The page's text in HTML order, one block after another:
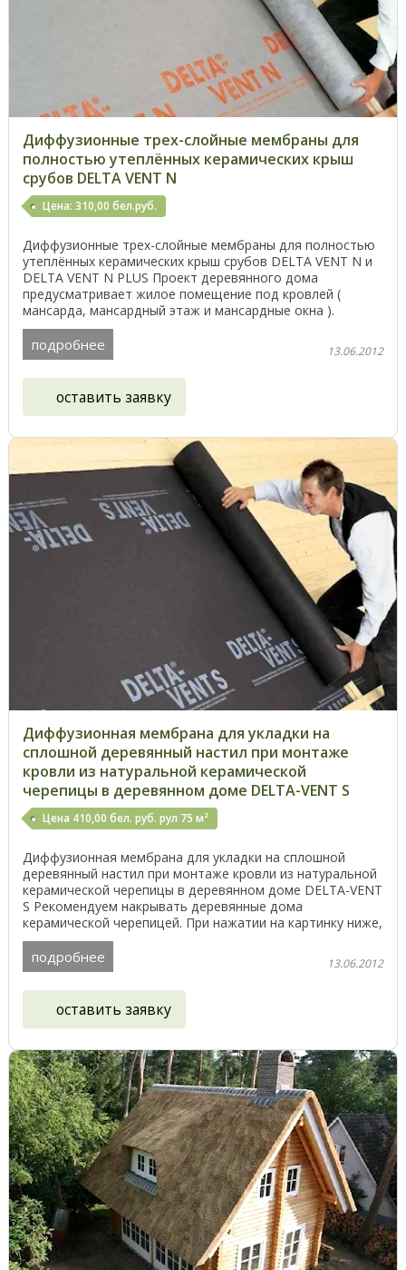
Диффузионные трех-слойные мембраны для
полностью утеплённых керамических крыш
срубов DELTA VENT N
Цена: 310,00 бел.руб.
Диффузионные трех-слойные мембраны для полностью
утеплённых керамических крыш срубов DELTA VENT N и
DELTA VENT N PLUS Проект деревянного дома
предусматривает жилое помещение под кровлей (
мансарда, мансардный этаж и мансардные окна ).
Утепление ...
подробнее 13.06.2012
оставить заявку
Диффузионная мембрана для укладки на
сплошной деревянный настил при монтаже
кровли из натуральной керамической
черепицы в деревянном доме DELTA-VENT S
Цена 410,00 бел. руб. рул 75 м²
Диффузионная мембрана для укладки на сплошной
деревянный настил при монтаже кровли из натуральной
керамической черепицы в деревянном доме DELTA-VENT
S Рекомендуем накрывать деревянные дома
керамической черепицей. При нажатии на картинку ниже,
Вы ...
подробнее 13.06.2012
оставить заявку